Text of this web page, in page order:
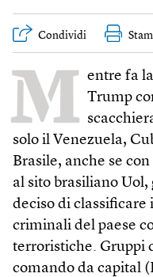
Condividi
M entre fa
Trump
solo il Venezuela,
Brasile, anche se
al sito brasiliano
deciso di
criminali del paese
terroristiche. Gruppi
comando da capital